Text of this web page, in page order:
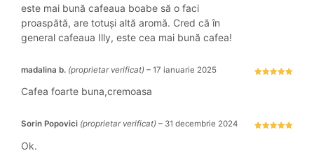
este mai bună cafeaua boabe să o faci
proaspătă, are totuși altă aromă. Cred că în
general cafeaua Illy, este cea mai bună cafea!
madalina b. (proprietar verificat) – 17 ianuarie 2025
Cafea foarte buna,cremoasa
Sorin Popovici (proprietar verificat) – 31 decembrie 2024
Ok.